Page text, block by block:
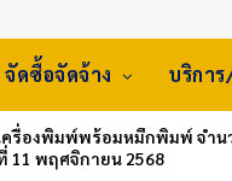
จัดซื้อจัดจ้าง บริกา
ครื่องพิมพ์พร้อมหมึกพิมพ์ จำ
11 พฤศจิกายน 2568